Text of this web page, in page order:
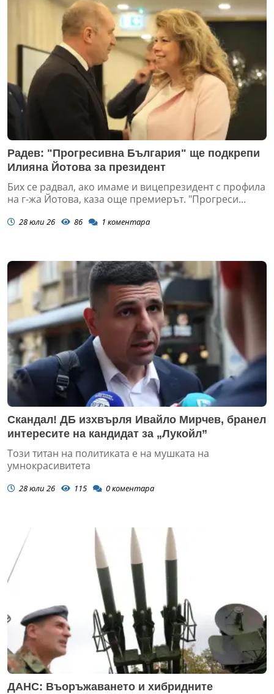
Радев: "Прогресивна България" ще подкрепи
Илияна Йотова за президент
Бих се радвал, ако имаме и вицепрезидент с профила
на г-жа Йотова, каза още премиерът. "Прогреси...
28 юли 26 86 1 коментара
Скандал! ДБ изхвърля Ивайло Мирчев, бранел
интересите на кандидат за „Лукойл”
Този титан на политиката е на мушката на
умнокрасивитета
28 юли 26 115 0коментара
ДАНС: Въоръжаването и хибридните